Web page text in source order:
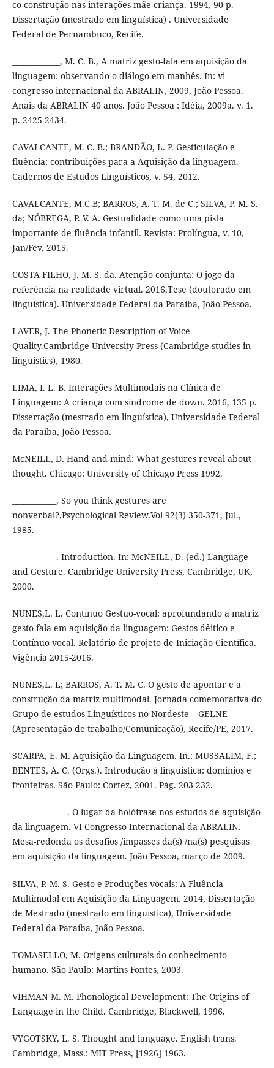
co-construção nas interações mãe-criança. 1994, 90 p.
Dissertação (mestrado em linguística) . Universidade
Federal de Pernambuco, Recife.
_____________, M. C. B., A matriz gesto-fala em aquisição da
linguagem: observando o diálogo em manhês. In: vi
congresso internacional da ABRALIN, 2009, João Pessoa.
Anais da ABRALIN 40 anos. João Pessoa : Idéia, 2009a. v. 1.
p. 2425-2434.
CAVALCANTE, M. C. B.; BRANDÃO, L. P. Gesticulação e
fluência: contribuições para a Aquisição da linguagem.
Cadernos de Estudos Linguísticos, v. 54, 2012.
CAVALCANTE, M.C.B; BARROS, A. T. M. de C.; SILVA, P. M. S.
da; NÓBREGA, P. V. A. Gestualidade como uma pista
importante de fluência infantil. Revista: Prolíngua, v. 10,
Jan/Fev, 2015.
COSTA FILHO, J. M. S. da. Atenção conjunta: O jogo da
referência na realidade virtual. 2016,Tese (doutorado em
linguística). Universidade Federal da Paraíba, João Pessoa.
LAVER, J. The Phonetic Description of Voice
Quality.Cambridge University Press (Cambridge studies in
linguistics), 1980.
LIMA, I. L. B. Interações Multimodais na Clínica de
Linguagem: A criança com síndrome de down. 2016, 135 p.
Dissertação (mestrado em linguística), Universidade Federal
da Paraíba, João Pessoa.
McNEILL, D. Hand and mind: What gestures reveal about
thought. Chicago: University of Chicago Press 1992.
____________. So you think gestures are
nonverbal?.Psychological Review.Vol 92(3) 350-371, Jul.,
1985.
____________. Introduction. In: McNEILL, D. (ed.) Language
and Gesture. Cambridge University Press, Cambridge, UK,
2000.
NUNES,L. L. Contínuo Gestuo-vocal: aprofundando a matriz
gesto-fala em aquisição da linguagem: Gestos dêitico e
Contínuo vocal. Relatório de projeto de Iniciação Científica.
Vigência 2015-2016.
NUNES,L. L; BARROS, A. T. M. C. O gesto de apontar e a
construção da matriz multimodal. Jornada comemorativa do
Grupo de estudos Linguísticos no Nordeste – GELNE
(Apresentação de trabalho/Comunicação), Recife/PE, 2017.
SCARPA, E. M. Aquisição da Linguagem. In.: MUSSALIM, F.;
BENTES, A. C. (Orgs.). Introdução à linguística: domínios e
fronteiras. São Paulo: Cortez, 2001. Pág. 203-232.
_______________. O lugar da holófrase nos estudos de aquisição
da linguagem. VI Congresso Internacional da ABRALIN.
Mesa-redonda os desafios /impasses da(s) /na(s) pesquisas
em aquisição da linguagem. João Pessoa, março de 2009.
SILVA, P. M. S. Gesto e Produções vocais: A Fluência
Multimodal em Aquisição da Linguagem. 2014, Dissertação
de Mestrado (mestrado em linguística), Universidade
Federal da Paraíba, João Pessoa.
TOMASELLO, M. Origens culturais do conhecimento
humano. São Paulo: Martins Fontes, 2003.
VIHMAN M. M. Phonological Development: The Origins of
Language in the Child. Cambridge, Blackwell, 1996.
VYGOTSKY, L. S. Thought and language. English trans.
Cambridge, Mass.: MIT Press, [1926] 1963.